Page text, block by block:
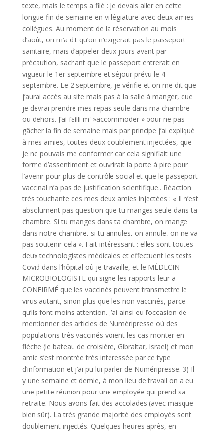
texte, mais le temps a filé : Je devais aller en cette
longue fin de semaine en villégiature avec deux amies-
collègues. Au moment de la réservation au mois
d’août, on m’a dit qu’on n’exigerait pas le passeport
sanitaire, mais d’appeler deux jours avant par
précaution, sachant que le passeport entrerait en
vigueur le 1er septembre et séjour prévu le 4
septembre. Le 2 septembre, je vérifie et on me dit que
j’aurai accès au site mais pas à la salle à manger, que
je devrai prendre mes repas seule dans ma chambre
ou dehors. J’ai failli m' »accommoder » pour ne pas
gâcher la fin de semaine mais par principe j’ai expliqué
à mes amies, toutes deux doublement injectées, que
je ne pouvais me conformer car cela signifiait une
forme d’assentiment et ouvrirait la porte à pire pour
l’avenir pour plus de contrôle social et que le passeport
vaccinal n’a pas de justification scientifique.. Réaction
très touchante des mes deux amies injectées : « Il n’est
absolument pas question que tu manges seule dans ta
chambre. Si tu manges dans ta chambre, on mange
dans notre chambre, si tu annules, on annule, on ne va
pas soutenir cela ». Fait intéressant : elles sont toutes
deux technologistes médicales et effectuent les tests
Covid dans l’hôpital où je travaille, et le MÉDECIN
MICROBIOLOGISTE qui signe les rapports leur a
CONFIRMÉ que les vaccinés peuvent transmettre le
virus autant, sinon plus que les non vaccinés, parce
qu’ils font moins attention. J’ai ainsi eu l’occasion de
mentionner des articles de Numéripresse où des
populations très vaccinés voient les cas monter en
flèche (le bateau de croisière, Gibraltar, Israel) et mon
amie s’est montrée très intéressée par ce type
d’information et j’ai pu lui parler de Numéripresse. 3) Il
y une semaine et demie, à mon lieu de travail on a eu
une petite réunion pour une employée qui prend sa
retraite. Nous avons fait des accolades (avec masque
bien sûr). La très grande majorité des employés sont
doublement injectés. Quelques heures après, en